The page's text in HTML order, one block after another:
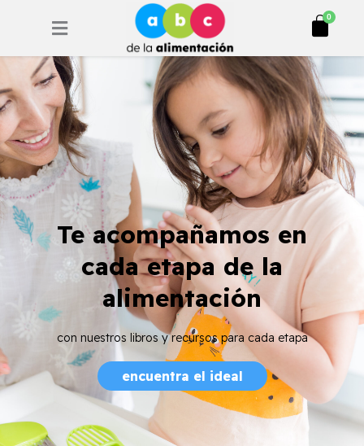
0
Cart
Te acompañamos en
cada etapa de la
alimentación
con nuestros libros y recursos para cada etapa
encuentra el ideal